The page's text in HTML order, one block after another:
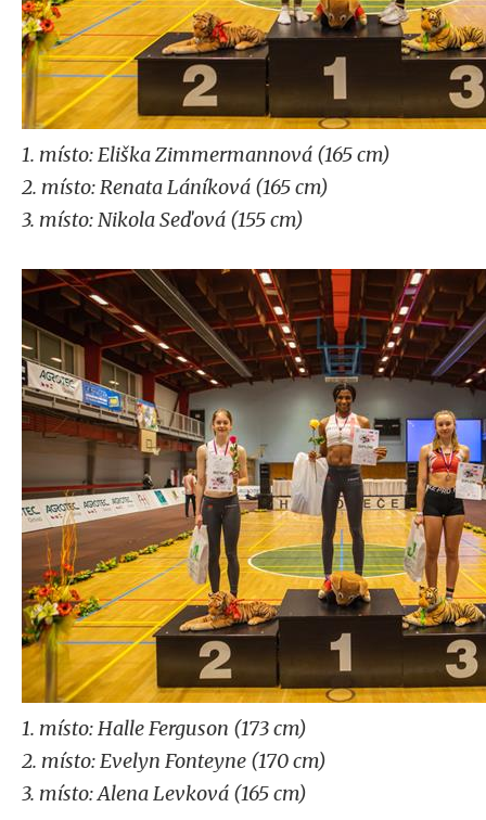
1. místo: Eliška Zimmermannová (165 cm)
2. místo: Renata Láníková (165 cm)
3. místo: Nikola Seďová (155 cm)
1. místo: Halle Ferguson (173 cm)
2. místo: Evelyn Fonteyne (170 cm)
3. místo: Alena Levková (165 cm)